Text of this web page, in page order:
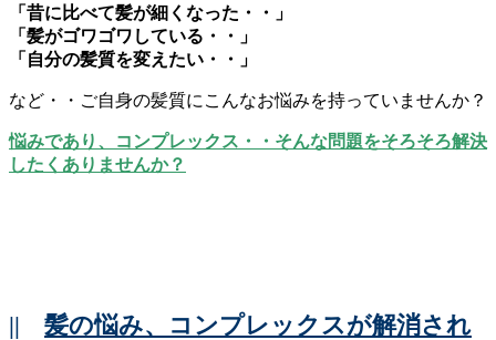
「昔に比べて髪が細くなった・・」
「髪がゴワゴワしている・・」
「自分の髪質を変えたい・・」
など・・ご自身の髪質にこんなお悩みを持っていませんか？
悩みであり、コンプレックス・・そんな問題をそろそろ解決
したくありませんか？
|| 髪の悩み、コンプレックスが解消され